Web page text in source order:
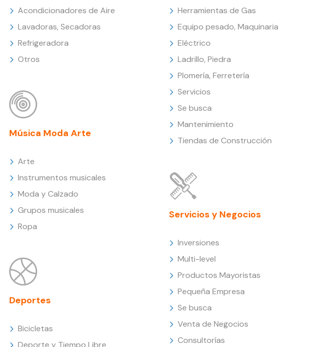
Acondicionadores de Aire
Lavadoras, Secadoras
Refrigeradora
Otros
Música Moda Arte
Arte
Instrumentos musicales
Moda y Calzado
Grupos musicales
Ropa
Deportes
Bicicletas
Deporte y Tiempo Libre
Herramientas de Gas
Equipo pesado, Maquinaria
Eléctrico
Ladrillo, Piedra
Plomería, Ferretería
Servicios
Se busca
Mantenimiento
Tiendas de Construcción
Servicios y Negocios
Inversiones
Multi-level
Productos Mayoristas
Pequeña Empresa
Se busca
Venta de Negocios
Consultorías